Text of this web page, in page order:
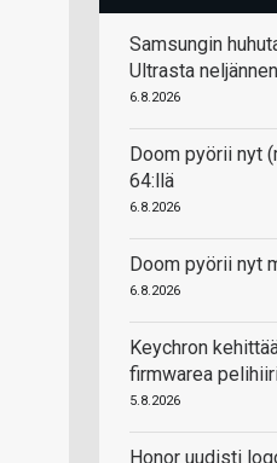
Samsungin
Ultrasta
6.8.2026
Doom pyörii nyt
64:llä
6.8.2026
Doom pyörii nyt
6.8.2026
Keychron
firmwarea
5.8.2026
Honor uudisti